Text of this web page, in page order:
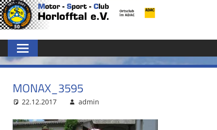
Zum
Inhalt
MSC
HORLOFFTAL
E.V.
MONAX_3595
22.12.2017 admin